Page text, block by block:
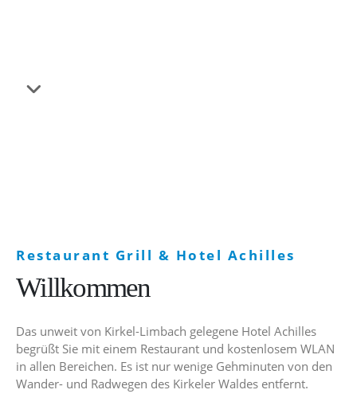
Restaurant Grill & Hotel Achilles
Willkommen
Das unweit von Kirkel-Limbach gelegene Hotel Achilles
begrüßt Sie mit einem Restaurant und kostenlosem WLAN
in allen Bereichen. Es ist nur wenige Gehminuten von den
Wander- und Radwegen des Kirkeler Waldes entfernt.